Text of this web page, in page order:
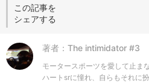
この記事を
シェアする
著者：The intimidator #3
モータースポーツを愛して止ま
ハートsrに憧れ、自らもそれに